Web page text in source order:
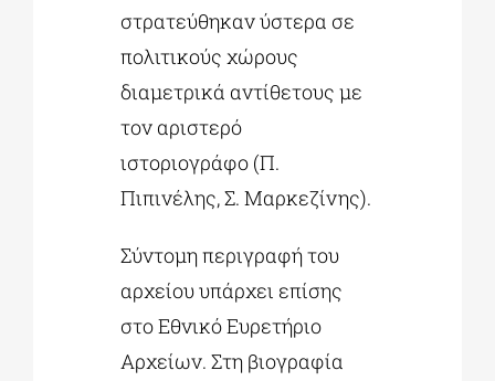
στρατεύθηκαν ύστερα σε
πολιτικούς χώρους
διαμετρικά αντίθετους με
τον αριστερό
ιστοριογράφο (Π.
Πιπινέλης, Σ. Μαρκεζίνης).
Σύντομη περιγραφή του
αρχείου υπάρχει επίσης
στο Εθνικό Ευρετήριο
Αρχείων. Στη βιογραφία